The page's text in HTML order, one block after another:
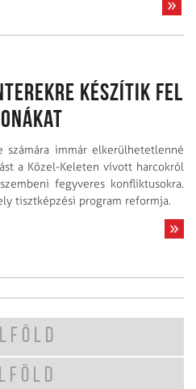
készítik fel
számára immár elkerülhetetlenné
a Közel-Keleten vívott harcokról
fegyveres konfliktusokra.
tisztképzési program reformja.